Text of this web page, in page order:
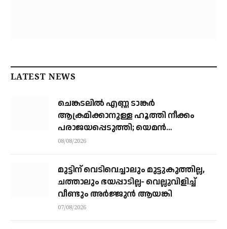
LATEST NEWS
ചെങ്കടലില്‍ എണ്ണ ടാങ്കര്‍
ആക്രമിക്കാനുള്ള ഹൂത്തി നീക്കം
പരാജയപ്പെടുത്തി; യെമൻ
സംഘർഷത്തിലേക്ക് നീങ്ങുന്നുവെന്ന്
08/08/2026
മുട്ടിന് വെടിവെച്ചാലും മുട്ടുകുത്തില്ല,
ചത്താലും ഭയപ്പാടില്ല- വെല്ലുവിളിച്ച്
വീണ്ടും അർജ്ജുൻ ആയങ്കി
07/08/2026